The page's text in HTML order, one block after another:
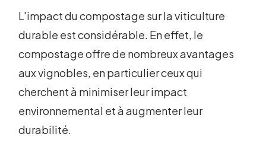
L'impact du compostage sur la viticulture
durable est considérable. En effet, le
compostage offre de nombreux avantages
aux vignobles, en particulier ceux qui
cherchent à minimiser leur impact
environnemental et à augmenter leur
durabilité.